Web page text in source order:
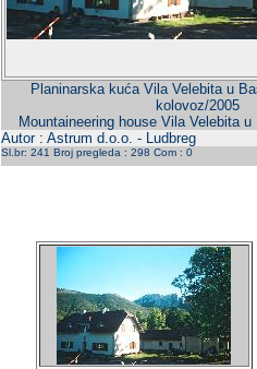
Planinarska kuća Vila Velebita u
kolovoz/2005
Mountaineering house Vila Velebita
Autor : Astrum d.o.o. - Ludbreg
Sl.br: 241 Broj pregleda : 298 Com : 0